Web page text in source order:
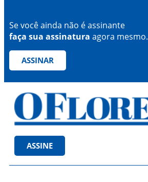
Se você ainda não é assinante
faça sua assinatura agora mesmo.
ASSINAR
ASSINE